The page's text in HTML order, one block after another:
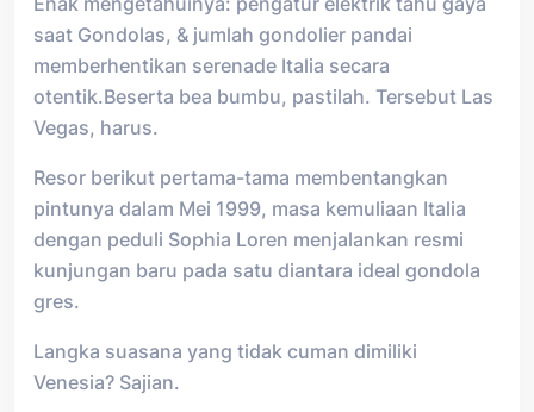
saat Gondolas, & jumlah gondolier pandai
memberhentikan serenade Italia secara
otentik.Beserta bea bumbu, pastilah. Tersebut Las
Vegas, harus.
Resor berikut pertama-tama membentangkan
pintunya dalam Mei 1999, masa kemuliaan Italia
dengan peduli Sophia Loren menjalankan resmi
kunjungan baru pada satu diantara ideal gondola
gres.
Langka suasana yang tidak cuman dimiliki
Venesia? Sajian.